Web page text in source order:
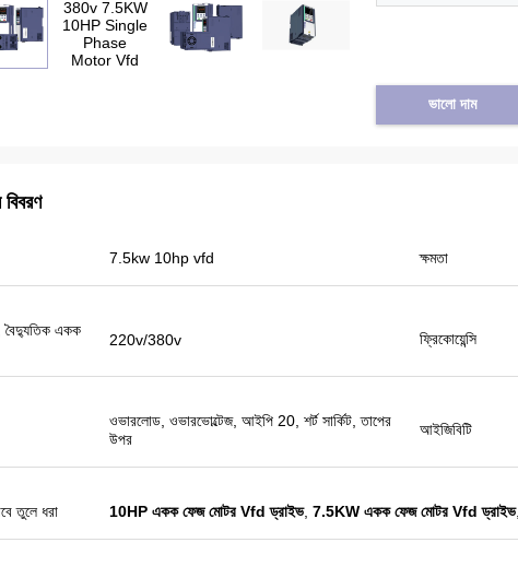
সোলার পাম্প বৈদ্যুতিন সংকেতের মেরু বদল
পণ্য প্রস্তুত. আমরা শীঘ্রই নতুন অর্ডার করতে
ভালো দাম
7.5kw 10hp vfd ক্ষমতা
বৈদ্যুতিক একক
220v/380v ফ্রিকোয়েন্সি
ওভারলোড, ওভারভোল্টেজ, আইপি 20, শর্ট সার্কিট, তাপের
উপর
আইজিবিটি
তুলে ধরা 10HP একক ফেজ মোটর Vfd ড্রাইভ, 7.5KW একক ফেজ মোটর Vfd ড্রাইভ,